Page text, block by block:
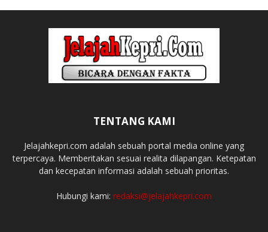
TENTANG KAMI
Jelajahkepri.com adalah sebuah portal media online yang
terpercaya. Memberitakan sesuai realita dilapangan. Ketepatan
dan kecepatan informasi adalah sebuah prioritas.
Hubungi kami: redaksi@jelajahkepri.com